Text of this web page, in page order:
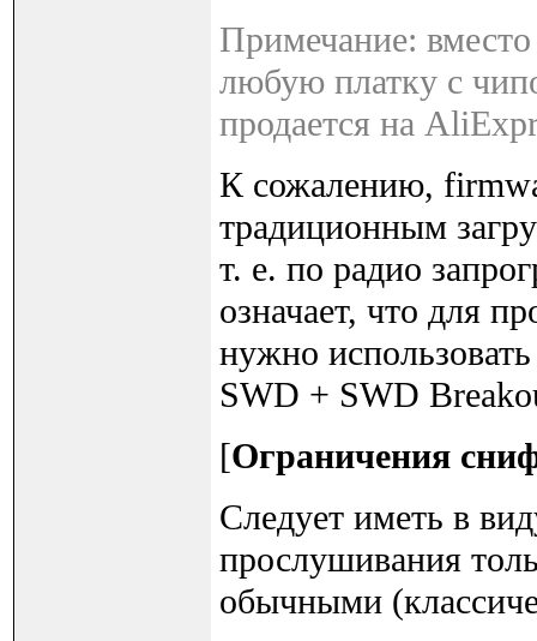
Примечание:
любую платку с
продается на
К сожалению,
традиционным
т. е. по радио
означает, что для
нужно
SWD + SWD
[Ограничения
Следует иметь в
прослушивания
обычными